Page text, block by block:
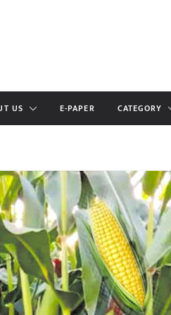
US E-PAPER CATEGORY